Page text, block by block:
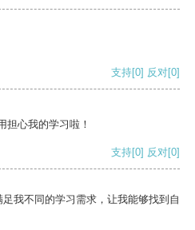
支持[0] 反对[0]
担心我的学习啦！
支持[0] 反对[0]
我不同的学习需求，让我能够找到自